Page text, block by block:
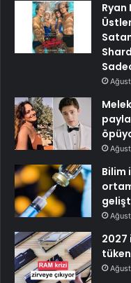
Ryan
Bilim
2027